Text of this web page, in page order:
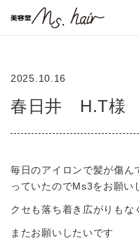
2025.10.16
春日井 H.T様
毎日のアイロンで髪が傷ん
っていたのでMs3をお願い
クセも落ち着き広がりもな
またお願いしたいです